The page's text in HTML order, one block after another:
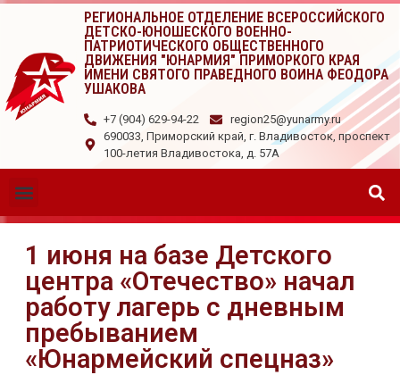
РЕГИОНАЛЬНОЕ ОТДЕЛЕНИЕ ВСЕРОССИЙСКОГО
ДЕТСКО-ЮНОШЕСКОГО ВОЕННО-
ПАТРИОТИЧЕСКОГО ОБЩЕСТВЕННОГО
ДВИЖЕНИЯ "ЮНАРМИЯ" ПРИМОРКОГО КРАЯ
ИМЕНИ СВЯТОГО ПРАВЕДНОГО ВОИНА ФЕОДОРА
УШАКОВА
+7 (904) 629-94-22
region25@yunarmy.ru
690033, Приморский край, г. Владивосток, проспект
100-летия Владивостока, д. 57А
1 июня на базе Детского
центра «Отечество» начал
работу лагерь с дневным
пребыванием
«Юнармейский спецназ»